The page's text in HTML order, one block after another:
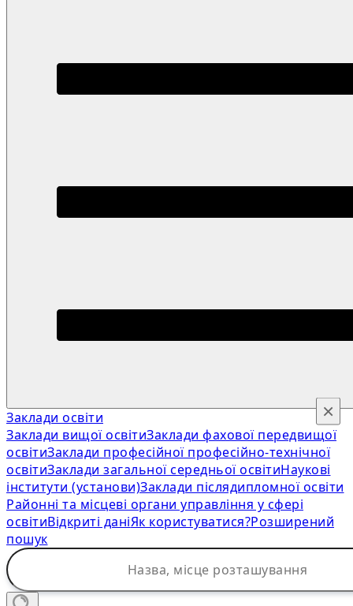
Заклади освіти
Заклади вищої освітиЗаклади фахової передвищої
освітиЗаклади професійної професійно-технічної
освітиЗаклади загальної середньої освітиНаукові
інститути (установи)Заклади післядипломної освіти
Районні та місцеві органи управління у сфері
освітиВідкриті даніЯк користуватися?Розширений
пошук
×